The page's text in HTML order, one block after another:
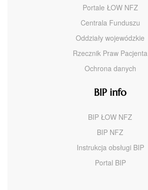
Portale ŁOW NFZ
Centrala Funduszu
Oddziały wojewódzkie
Rzecznik Praw Pacjenta
Ochrona danych
BIP info
BIP ŁOW NFZ
BIP NFZ
Instrukcja obsługi BIP
Portal BIP